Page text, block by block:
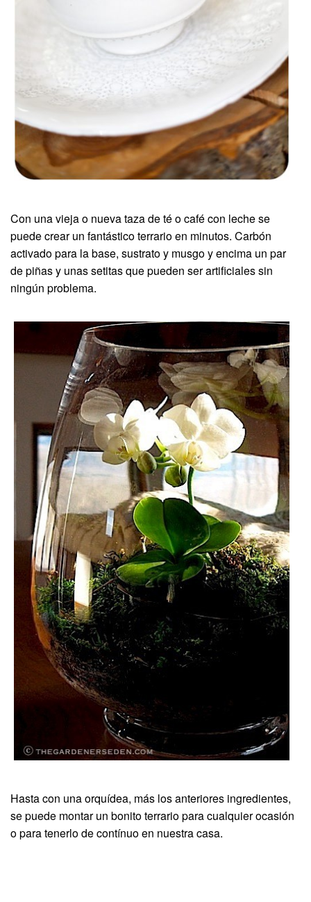
Con una vieja o nueva taza de té o café con leche se
puede crear un fantástico terrario en minutos. Carbón
activado para la base, sustrato y musgo y encima un par
de piñas y unas setitas que pueden ser artificiales sin
ningún problema.
Hasta con una orquídea, más los anteriores ingredientes,
se puede montar un bonito terrario para cualquier ocasión
o para tenerlo de contínuo en nuestra casa.